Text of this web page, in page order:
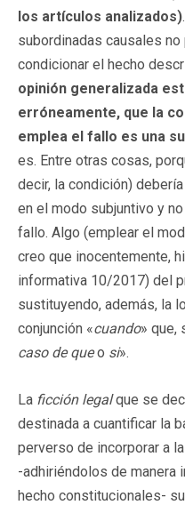
los artículos analizados)
subordinadas causales
condicionar el hecho
opinión generalizada
erróneamente, que la
emplea el fallo es una
es. Entre otras cosas,
decir, la condición)
en el modo subjuntivo y
fallo. Algo (emplear el
creo que inocentemente,
informativa 10/2017) del
sustituyendo, además, la
conjunción «cuando» que,
caso de queo si».
La ficción legalque se
destinada a cuantificar la
perverso de incorporar a
-adhiriéndolos de
hecho constitucionales-